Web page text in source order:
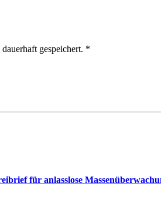
gespeichert. *
für anlasslose